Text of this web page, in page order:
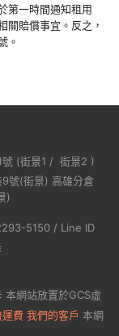
第一時間通知租用
關賠償事宜。反之，
。
號 (街景1 / 街景2 )
9號(街景) 高雄分倉
)
5150 / Line ID
本網站放置於GCS虛
費 我們的客戶 本網